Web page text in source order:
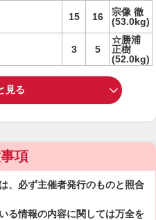
15 16
宗像 徹
(53.0kg)
3 5
☆勝浦
正樹
(52.0kg)
見る
項
、必ず主催者発行のものと照合
る情報の内容に関しては万全を